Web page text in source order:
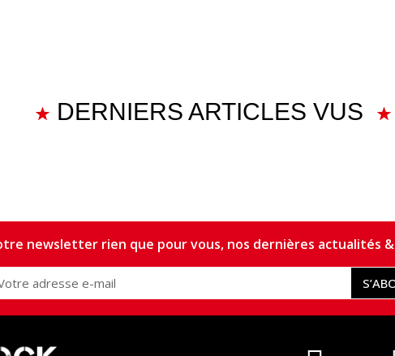
DERNIERS ARTICLES VUS
newsletter rien que pour vous, nos dernières actualités